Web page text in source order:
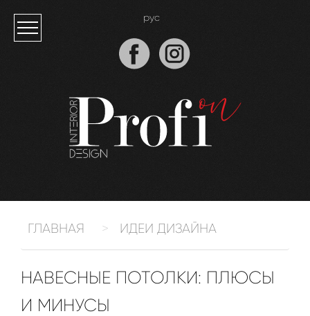
рус
ГЛАВНАЯ ИДЕИ ДИЗАЙНА
НАВЕСНЫЕ ПОТОЛКИ: ПЛЮСЫ
И МИНУСЫ